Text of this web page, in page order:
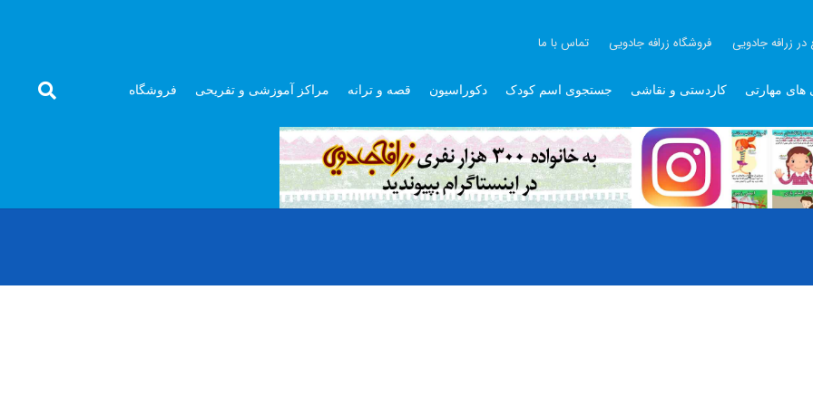
در زرافه جادویی فروشگاه زرافه جادویی تماس با ما
های مهارتی کاردستی و نقاشی جستجوی اسم کودک دکوراسیون قصه و ترانه مراکز آموزشی و تفریحی فروشگاه